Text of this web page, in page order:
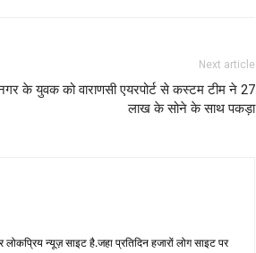
Next article
के युवक को वाराणसी एयरपोर्ट से कस्टम टीम ने 27
लाख के सोने के साथ पकड़ा
न्यूज़ साइट है.जहा प्रतिदिन हजारों लोग साइट पर